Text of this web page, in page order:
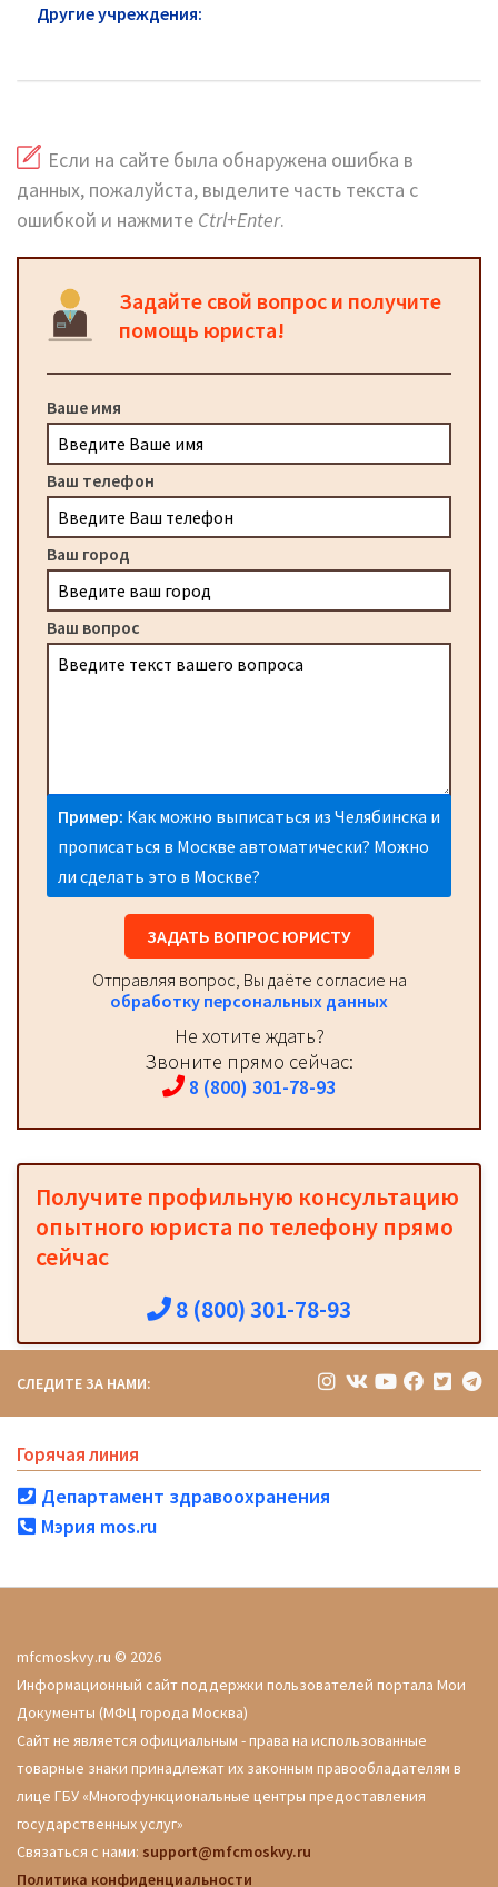
Другие учреждения:
Если на сайте была обнаружена ошибка в
данных, пожалуйста, выделите часть текста с
ошибкой и нажмите Ctrl+Enter.
Задайте свой вопрос и получите
помощь юриста!
Ваше имя
Ваш телефон
Ваш город
Ваш вопрос
Пример: Как можно выписаться из Челябинска и
прописаться в Москве автоматически? Можно
ли сделать это в Москве?
ЗАДАТЬ ВОПРОС ЮРИСТУ
Отправляя вопрос, Вы даёте согласие на
обработку персональных данных
Не хотите ждать?
Звоните прямо сейчас:
8 (800) 301-78-93
Получите профильную консультацию
опытного юриста по телефону прямо
сейчас
8 (800) 301-78-93
СЛЕДИТЕ ЗА НАМИ:
Горячая линия
Департамент здравоохранения
Мэрия mos.ru
mfcmoskvy.ru © 2026
Информационный сайт поддержки пользователей портала Мои
Документы (МФЦ города Москва)
Сайт не является официальным - права на использованные
товарные знаки принадлежат их законным правообладателям в
лице ГБУ «Многофункциональные центры предоставления
государственных услуг»
Связаться с нами: support@mfcmoskvy.ru
Политика конфиденциальности